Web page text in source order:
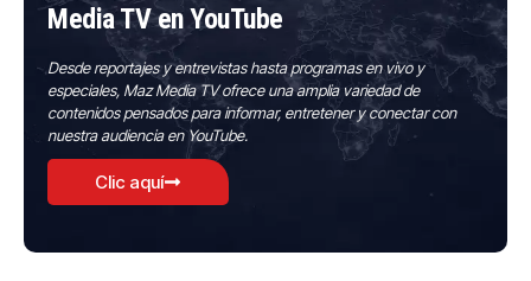
Media TV en YouTube
Desde reportajes y entrevistas hasta programas en vivo y
especiales, Maz Media TV ofrece una amplia variedad de
contenidos pensados para informar, entretener y conectar con
nuestra audiencia en YouTube.
Clic aquí